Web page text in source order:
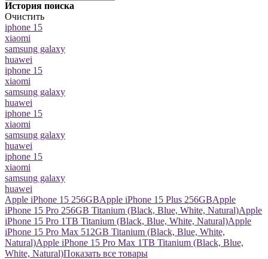
История поиска
Очистить
iphone 15
xiaomi
samsung galaxy
huawei
iphone 15
xiaomi
samsung galaxy
huawei
iphone 15
xiaomi
samsung galaxy
huawei
iphone 15
xiaomi
samsung galaxy
huawei
Apple iPhone 15 256GBApple iPhone 15 Plus 256GBApple
iPhone 15 Pro 256GB Titanium (Black, Blue, White, Natural)Apple
iPhone 15 Pro 1TB Titanium (Black, Blue, White, Natural)Apple
iPhone 15 Pro Max 512GB Titanium (Black, Blue, White,
Natural)Apple iPhone 15 Pro Max 1TB Titanium (Black, Blue,
White, Natural)Показать все товары